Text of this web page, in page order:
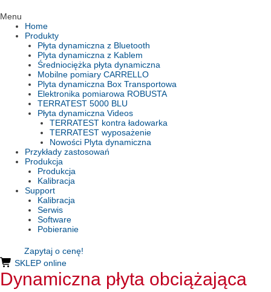
Menu
Home
Produkty
Płyta dynamiczna z Bluetooth
Plyta dynamiczna z Kablem
Średniociężka płyta dynamiczna
Mobilne pomiary CARRELLO
Plyta dynamiczna Box Transportowa
Elektronika pomiarowa ROBUSTA
TERRATEST 5000 BLU
Płyta dynamiczna Videos
TERRATEST kontra ładowarka
TERRATEST wyposażenie
Nowości Plyta dynamiczna
Przykłady zastosowań
Produkcja
Produkcja
Kalibracja
Support
Kalibracja
Serwis
Software
Pobieranie
Zapytaj o cenę!
SKLEP online
Dynamiczna płyta obciążająca